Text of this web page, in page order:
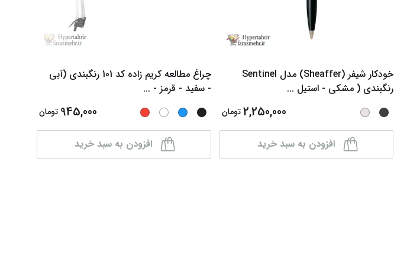
خودکار شیفر (Sheaffer) مدل Sentinel
رنگبندی ( مشکی - استیل ...
2,250,000 تومان
افزودن به سبد خرید
چراغ مطالعه کریم زاده کد 101 رنگبندی (آبی
- سفید - قرمز - ...
945,000 تومان
افزودن به سبد خرید